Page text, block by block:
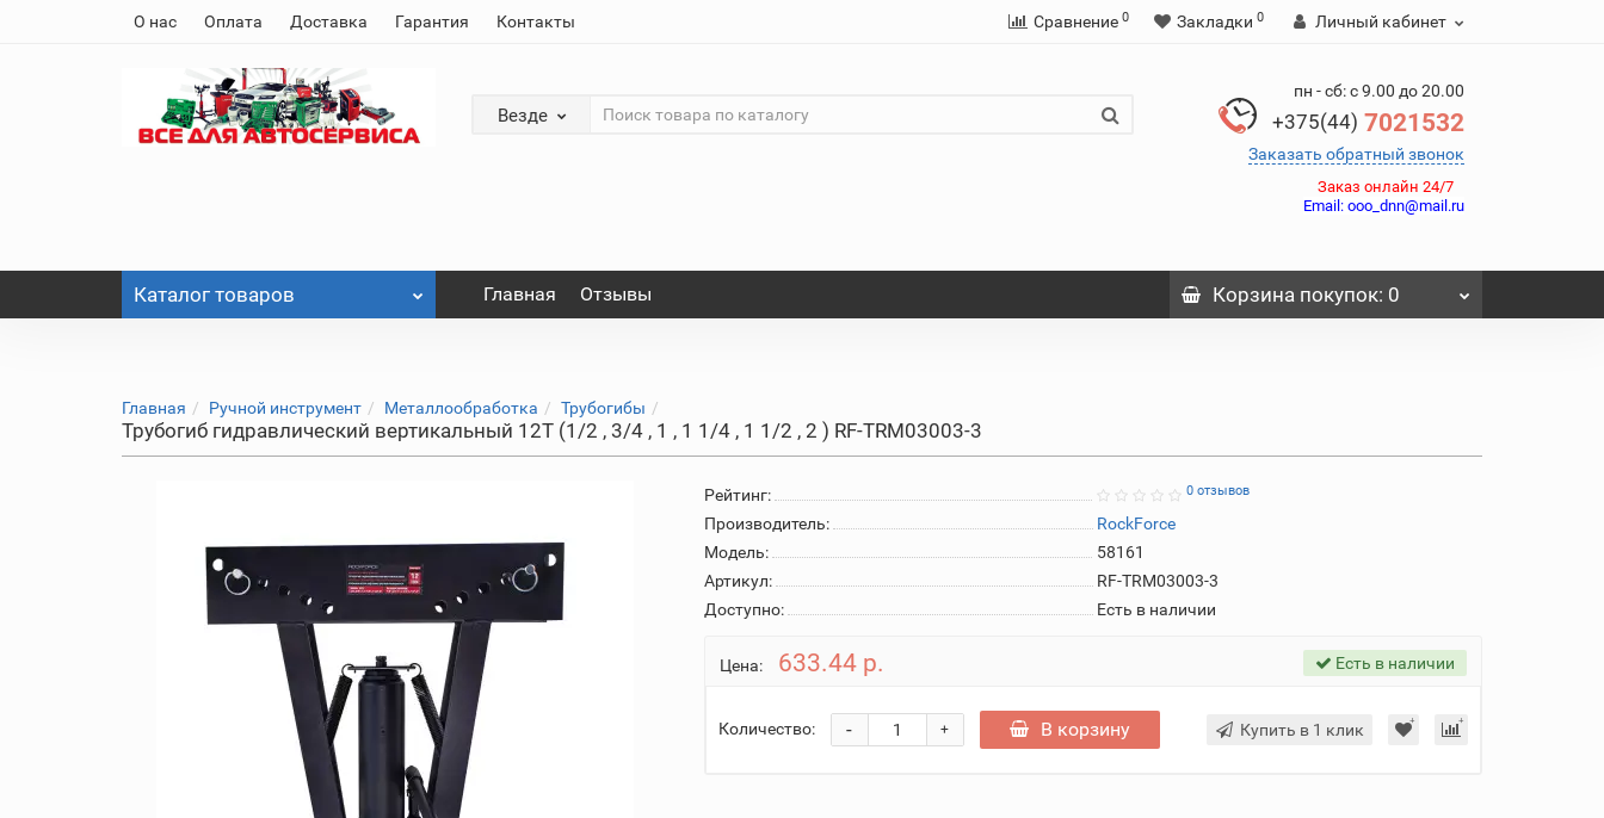
О нас Оплата Доставка Гарантия Контакты Сравнение 0 Закладки 0 Личный кабинет
Везде
пн - сб: с 9.00 до 20.00
+375(44) 7021532
Заказать обратный звонок
Заказ онлайн 24/7
Email: ooo_dnn@mail.ru
Каталог товаров Главная Отзывы Корзинапокупок: 0
Главная Ручной инструмент Металлообработка Трубогибы
Трубогиб гидравлический вертикальный 12Т (1/2 , 3/4 , 1 , 1 1/4 , 1 1/2 , 2 ) RF-TRM03003-3
Рейтинг: 0 отзывов
Производитель:
RockForce
Модель:
58161
Артикул:
RF-TRM03003-3
Доступно:
Есть в наличии
Цена: 633.44 р. Есть в наличии
Количество: +
- В корзину Купить в 1 клик